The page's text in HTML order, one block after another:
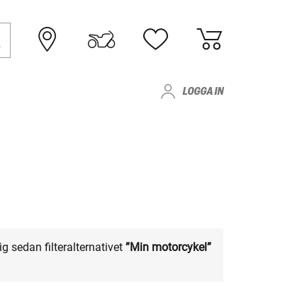
LOGGA IN
sedan filteralternativet ”Min motorcykel”